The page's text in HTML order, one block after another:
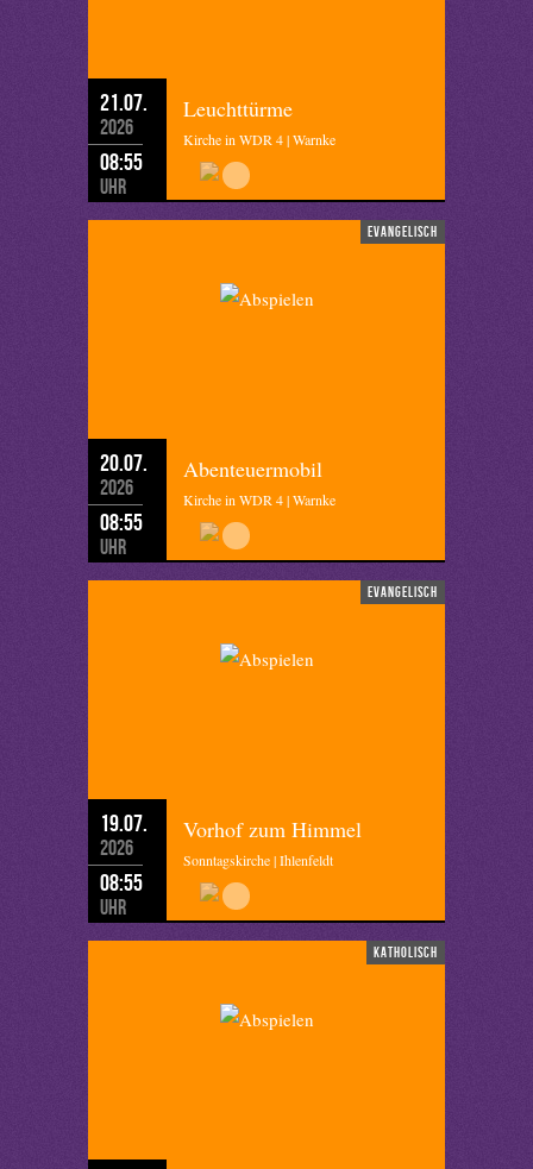
21.07.
2026
08:55
Uhr
Leuchttürme
Kirche in WDR 4 | Warnke
evangelisch
20.07.
2026
08:55
Uhr
Abenteuermobil
Kirche in WDR 4 | Warnke
evangelisch
19.07.
2026
08:55
Uhr
Vorhof zum Himmel
Sonntagskirche | Ihlenfeldt
katholisch